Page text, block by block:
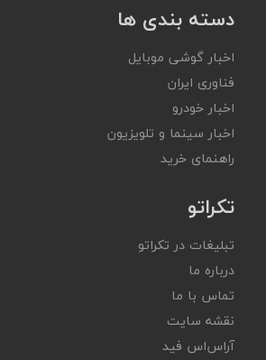
دسته بندی ها
اخبار گوشی موبایل
فناوری ایران
اخبار خودرو
اخبار سینما و تلویزیون
راهنمای خرید
تکراتو
تبلیغات در تکراتو
درباره ما
تماس با ما
نقشه سایت
آر‌اس‌اس فید